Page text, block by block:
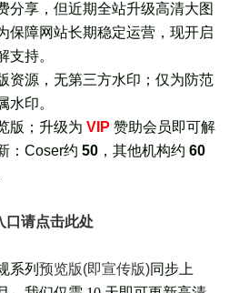
分享，但近期全站升级高清大图
保障网站长期稳定运营，现开启
支持。
资源，无第三方水印；仅为防范
水印。
版 ； 升级为 VIP 赞助会员即可解
： Coser约 50 ，其他机构约 60
口请点击此处
系列 预览版(即宣传版)同步上